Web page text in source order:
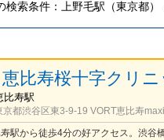
検索条件： 上野毛駅（東京都
恵比寿桜十字クリニ
比寿駅
京都渋谷区東3-9-19 VORT恵比寿
駅から徒歩4分の好アクセス。渋谷